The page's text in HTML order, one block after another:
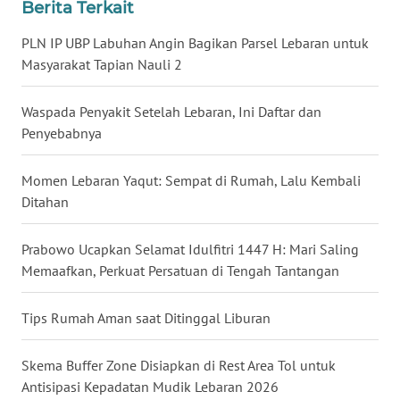
Berita Terkait
PLN IP UBP Labuhan Angin Bagikan Parsel Lebaran untuk
Masyarakat Tapian Nauli 2
Waspada Penyakit Setelah Lebaran, Ini Daftar dan
Penyebabnya
Momen Lebaran Yaqut: Sempat di Rumah, Lalu Kembali
Ditahan
Prabowo Ucapkan Selamat Idulfitri 1447 H: Mari Saling
Memaafkan, Perkuat Persatuan di Tengah Tantangan
Tips Rumah Aman saat Ditinggal Liburan
Skema Buffer Zone Disiapkan di Rest Area Tol untuk
Antisipasi Kepadatan Mudik Lebaran 2026
BABEL
WN
SUMBAR
WN
SUMSEL
WN
BENGKULU
WN
JATENG